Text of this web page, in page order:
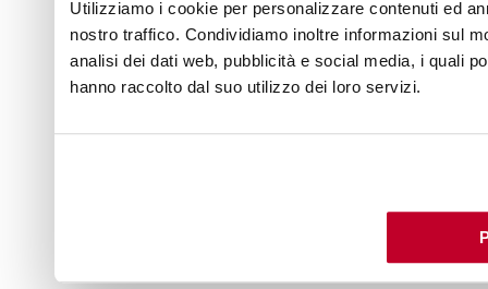
Utilizziamo i cookie per personalizzare contenuti ed
nostro traffico. Condividiamo inoltre informazioni sul
analisi dei dati web, pubblicità e social media, i quali
hanno raccolto dal suo utilizzo dei loro servizi.